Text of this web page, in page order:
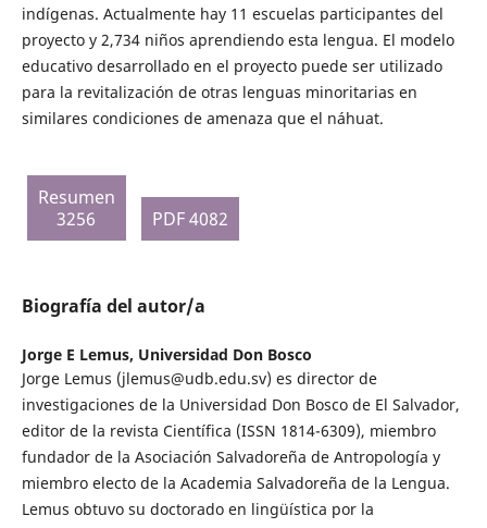
indígenas. Actualmente hay 11 escuelas participantes del
proyecto y 2,734 niños aprendiendo esta lengua. El modelo
educativo desarrollado en el proyecto puede ser utilizado
para la revitalización de otras lenguas minoritarias en
similares condiciones de amenaza que el náhuat.
Resumen
3256
PDF 4082
Biografía del autor/a
Jorge E Lemus, Universidad Don Bosco
Jorge Lemus (jlemus@udb.edu.sv) es director de
investigaciones de la Universidad Don Bosco de El Salvador,
editor de la revista Científica (ISSN 1814-6309), miembro
fundador de la Asociación Salvadoreña de Antropología y
miembro electo de la Academia Salvadoreña de la Lengua.
Lemus obtuvo su doctorado en lingüística por la